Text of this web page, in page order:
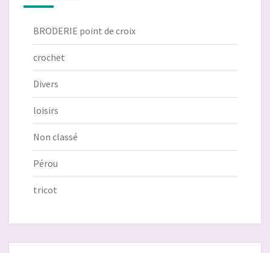
BRODERIE point de croix
crochet
Divers
loisirs
Non classé
Pérou
tricot